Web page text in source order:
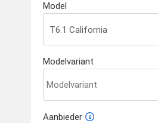
Model
Modelvariant
Aanbieder